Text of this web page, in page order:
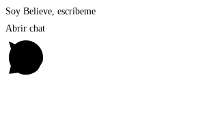
Soy Believe, escríbeme
Abrir chat